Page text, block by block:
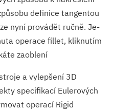
definice tangentou
nyní provádět ručně. Je-
operace fillet, kliknutím
zaoblení
a vylepšení 3D
specifikací Eulerových
operací Rigid